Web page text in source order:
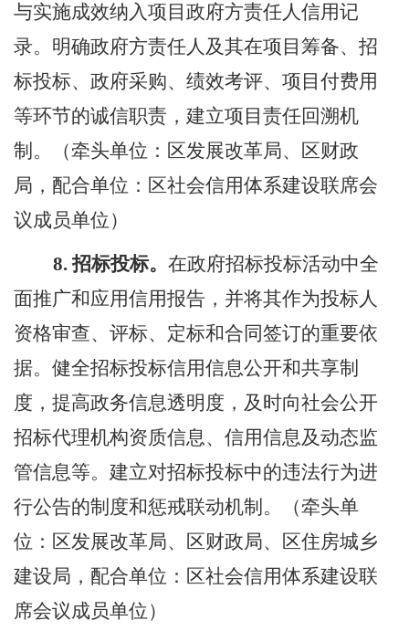
与实施成效纳入项目政府方责任人信用记
录。明确政府方责任人及其在项目筹备、招
标投标、政府采购、绩效考评、项目付费用
等环节的诚信职责，建立项目责任回溯机
制。（牵头单位：区发展改革局、区财政
局，配合单位：区社会信用体系建设联席会
议成员单位）
8.招标投标。 在政府招标投标活动中全
面推广和应用信用报告，并将其作为投标人
资格审查、评标、定标和合同签订的重要依
据。健全招标投标信用信息公开和共享制
度，提高政务信息透明度，及时向社会公开
招标代理机构资质信息、信用信息及动态监
管信息等。建立对招标投标中的违法行为进
行公告的制度和惩戒联动机制。（牵头单
位：区发展改革局、区财政局、区住房城乡
建设局，配合单位：区社会信用体系建设联
席会议成员单位）